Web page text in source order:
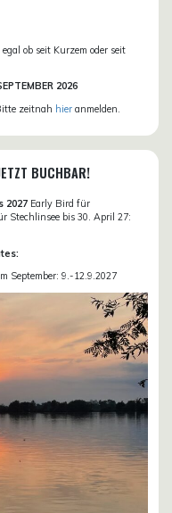
ob seit Kurzem oder seit
2026
zeitnah hier anmelden.
BUCHBAR!
2027 Early Bird für
Stechlinsee bis 30. April 27:
September: 9.-12.9.2027